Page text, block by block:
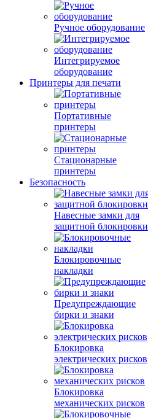
Ручное оборудование
Интегрируемое
оборудование
Принтеры для печати
Портативные
принтеры
Стационарные
принтеры
Безопасность
Навесные замки для
защитной блокировки
Блокировочные
накладки
Предупреждающие
бирки и знаки
Блокировка
электрических рисков
Блокировка
механических рисков